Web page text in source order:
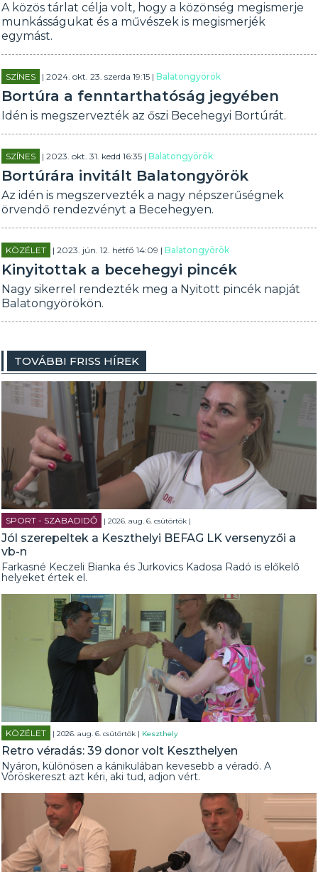
A közös tárlat célja volt, hogy a közönség megismerje
munkásságukat és a művészek is megismerjék
egymást.
SZÍNES | 2024. okt. 23. szerda 19:15 |Balatongyörök
Bortúra a fenntarthatóság jegyében
Idén is megszervezték az őszi Becehegyi Bortúrát.
SZÍNES | 2023. okt. 31. kedd 16:35 |Balatongyörök
Bortúrára invitált Balatongyörök
Az idén is megszervezték a nagy népszerűségnek
örvendő rendezvényt a Becehegyen.
KÖZÉLET | 2023. jún. 12. hétfő 14:09 |Balatongyörök
Kinyitottak a becehegyi pincék
Nagy sikerrel rendezték meg a Nyitott pincék napját
Balatongyörökön.
TOVÁBBI FRISS HÍREK
SPORT - SZABADIDŐ | 2026. aug. 6. csütörtök |
Jól szerepeltek a Keszthelyi BEFAG LK versenyzői a
vb-n
Farkasné Keczeli Bianka és Jurkovics Kadosa Radó is előkelő
helyeket értek el.
KÖZÉLET | 2026. aug. 6. csütörtök | Keszthely
Retro véradás: 39 donor volt Keszthelyen
Nyáron, különösen a kánikulában kevesebb a véradó. A
Vöröskereszt azt kéri, aki tud, adjon vért.